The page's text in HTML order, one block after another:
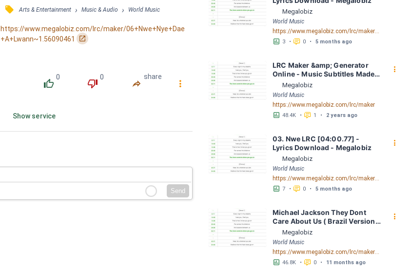
လွတ်နိုင်ခဲ့ ရှေ့ဆက်ဖို့ခက် / နွယ်ပင်တွေ ရစ်ပတ်လွမ်း
များနဲ့တွယ်ငြိရင်း / ဒီလိုနဲ့ ရှေ့ဆက်ပြီး / ပြန်လည်တွေး
ရင်း နေ့ရက်ဟောင်းများ / အိမ်မက်များရဲ့ညတွေဆီ /
အတူလျှောက်ခဲ့ဖူးတဲ့ ခရီးလမ်းနှုတ်ဆက်လို့ /...
󰓹 Arts & Entertainment › Music & Audio › World Music
https://www.megalobiz.com/lrc/maker/06+Nwe+Nye+Dae
+A+Lwann~1.56090461
󰏌
󰔔
0
󰔒
0
󰤲
share
󰇙
Show service
Send
Megalobiz
World Music
https://www.megalobiz.com/lrc/maker/Aeindra+Nwe.56049560
󱕎 3 • 󰆉 0 • 5 months ago
LRC Maker &amp; Generator
Online - Music Subtitles Made
Easy - Megalobiz
Megalobiz
World Music
https://www.megalobiz.com/lrc/maker
󱕎 48.4K • 󰆉 1 • 2 years ago
󰇙
03. Nwe LRC [04:00.77] -
Lyrics Download - Megalobiz
Megalobiz
World Music
https://www.megalobiz.com/lrc/maker/03.Nwe.56159278
󱕎 7 • 󰆉 0 • 5 months ago
󰇙
Michael Jackson They Dont
Care About Us ( Brazil Version)
( Official Video) by Michael
Jackson LRC [04:41.68] -
Lyrics Download - Megalobiz
Megalobiz
World Music
https://www.megalobiz.com/lrc/maker/Michael+Jackson+-+They+Dont+Care+About+Us+(Brazil+Version)+(Official+Video).54936357
󱕎 46.8K • 󰆉 0 • 11 months ago
󰇙